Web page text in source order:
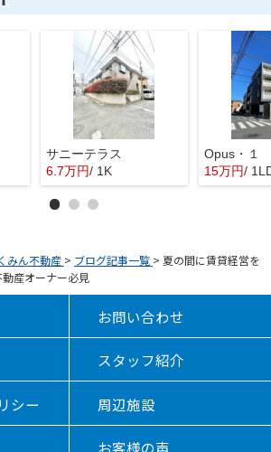
サニーテラス
6.7万円/ 1K
Opus・１
15万円/
みん不動産 > ブログ記事一覧 > 夏の間に賃貸経営を
産オーナー必見
お問い合わせ
スタッフ紹介
シー 周辺施設
お客様の声